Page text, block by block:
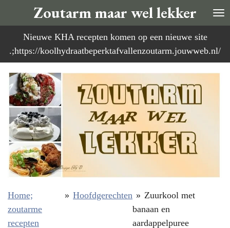
direct
naar
de
Zoutarm maar wel lekker
Nieuwe KHA recepten komen op een nieuwe site
.;https://koolhydraatbeperktafvallenzoutarm.jouwweb.nl/
Home;
zoutarme
recepten
» Hoofdgerechten » Zuurkool met
banaan en
aardappelpuree